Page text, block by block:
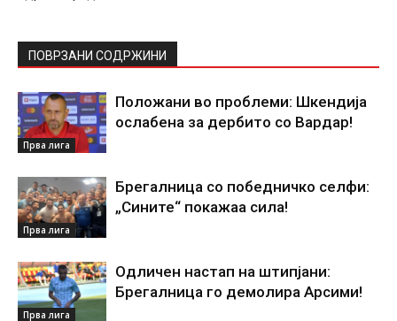
ПОВРЗАНИ СОДРЖИНИ
Прва лига
Положани во проблеми: Шкендија
ослабена за дербито со Вардар!
Прва лига
Брегалница со победничко селфи:
„Сините“ покажаа сила!
Прва лига
Одличен настап на штипјани:
Брегалница го демолира Арсими!